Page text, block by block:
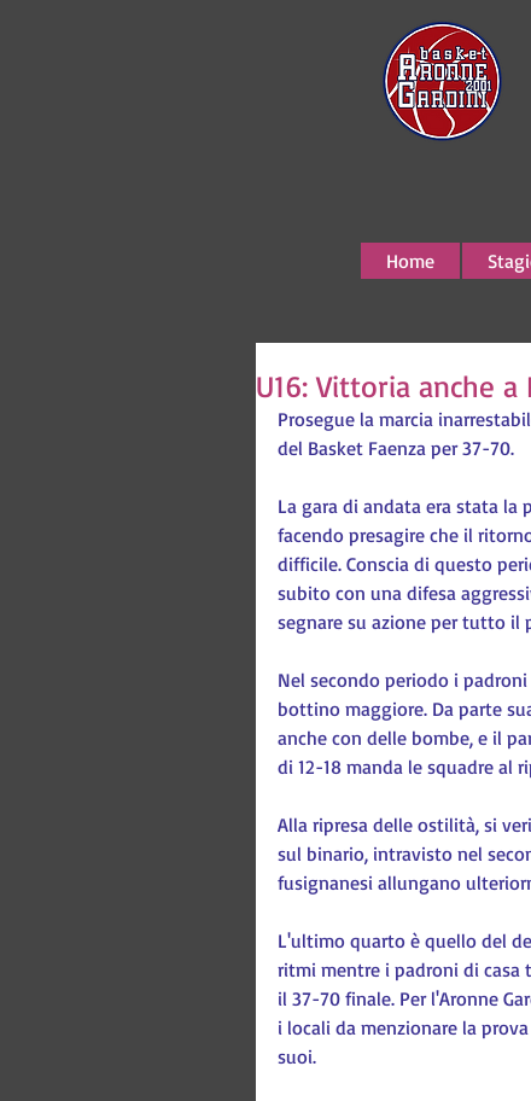
Home
U16: Vittoria anche a
Prosegue la marcia
del Basket Faenza per 37-70.
La gara di andata era stata
facendo presagire che il
difficile. Conscia di questo
subito con una difesa
segnare su azione per tutto il
Nel secondo periodo i
bottino maggiore. Da parte
anche con delle bombe, e il
di 12-18 manda le squadre al
Alla ripresa delle ostilità, si
sul binario, intravisto nel
fusignanesi allungano
L'ultimo quarto è quello del
ritmi mentre i padroni di casa
il 37-70 finale. Per l'Aronne
i locali da menzionare la
suoi.